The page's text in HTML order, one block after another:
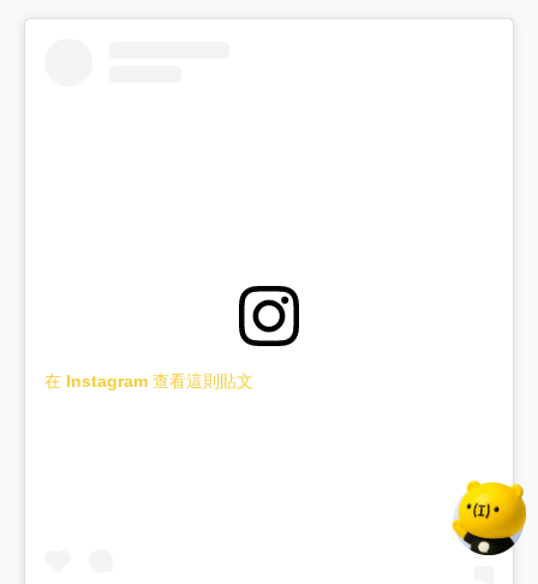
在 Instagram 查看這則貼文